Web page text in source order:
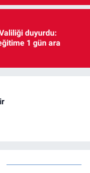
duyurdu:
1 gün ara